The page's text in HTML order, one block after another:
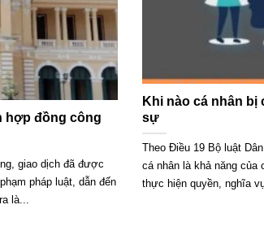
Khi nào cá nhân bị
sự
Theo Điều 19 Bộ luật
cá nhân là khả năng của
thực hiện quyền, nghĩa
hợp đồng công
giao dịch đã được
pháp luật, dẫn đến
là...